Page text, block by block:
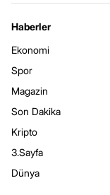
Haberler
Ekonomi
Spor
Magazin
Son Dakika
Kripto
3.Sayfa
Dünya